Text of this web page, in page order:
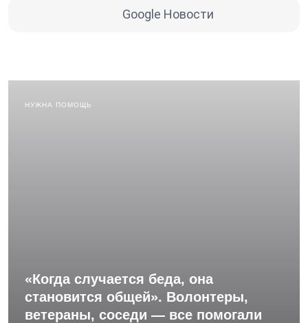
Google Новости
НУЖНА ПОМОЩЬ
«Когда случается беда, она
становится общей». Волонтеры,
ветераны, соседи — все помогали